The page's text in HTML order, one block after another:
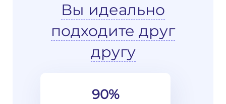
Вы идеально
подходите друг
другу
90%